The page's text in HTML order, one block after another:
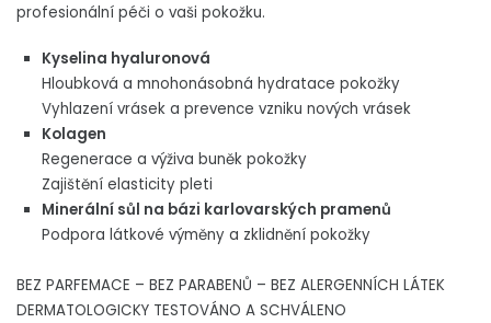
profesionální péči o vaši pokožku.
Kyselina hyaluronová
Hloubková a mnohonásobná hydratace pokožky
Vyhlazení vrásek a prevence vzniku nových vrásek
Kolagen
Regenerace a výživa buněk pokožky
Zajištění elasticity pleti
Minerální sůl na bázi karlovarských pramenů
Podpora látkové výměny a zklidnění pokožky
BEZ PARFEMACE – BEZ PARABENŮ – BEZ ALERGENNÍCH LÁTEK
DERMATOLOGICKY TESTOVÁNO A SCHVÁLENO